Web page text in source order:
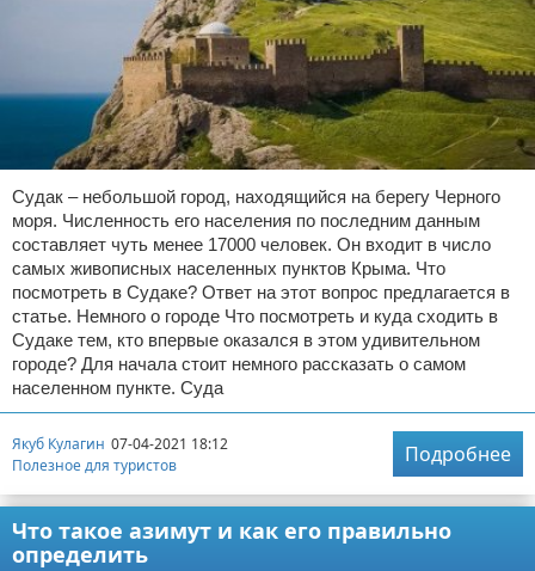
Судак – небольшой город, находящийся на берегу Черного
моря. Численность его населения по последним данным
составляет чуть менее 17000 человек. Он входит в число
самых живописных населенных пунктов Крыма. Что
посмотреть в Судаке? Ответ на этот вопрос предлагается в
статье. Немного о городе Что посмотреть и куда сходить в
Судаке тем, кто впервые оказался в этом удивительном
городе? Для начала стоит немного рассказать о самом
населенном пункте. Суда
Якуб Кулагин 07-04-2021 18:12
Полезное для туристов
Подробнее
Что такое азимут и как его правильно
определить